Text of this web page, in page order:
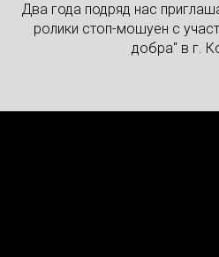
Два года подряд нас
ролики стоп-мошуен с
добра" в г.